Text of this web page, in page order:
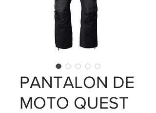
PANTALON DE
MOTO QUEST